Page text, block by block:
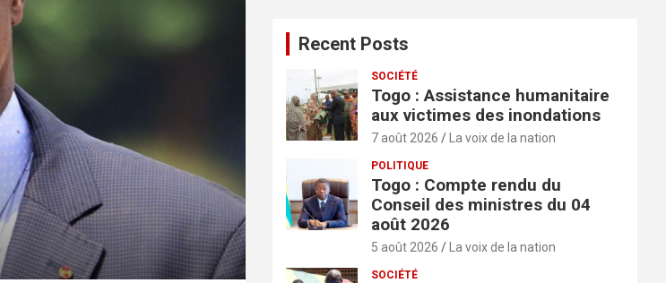
Recent Posts
SOCIÉTÉ
Togo : Assistance humanitaire
aux victimes des inondations
7 août 2026 La voix de la nation
POLITIQUE
Togo : Compte rendu du
Conseil des ministres du 04
août 2026
5 août 2026 La voix de la nation
SOCIÉTÉ